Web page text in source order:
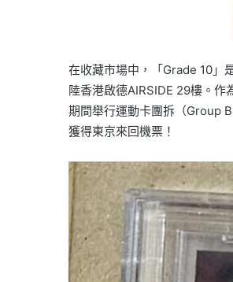
在收藏市場中，「Grade 10」
陸香港啟德AIRSIDE 29樓。
期間舉行運動卡團拆（Group
獲得東京來回機票！